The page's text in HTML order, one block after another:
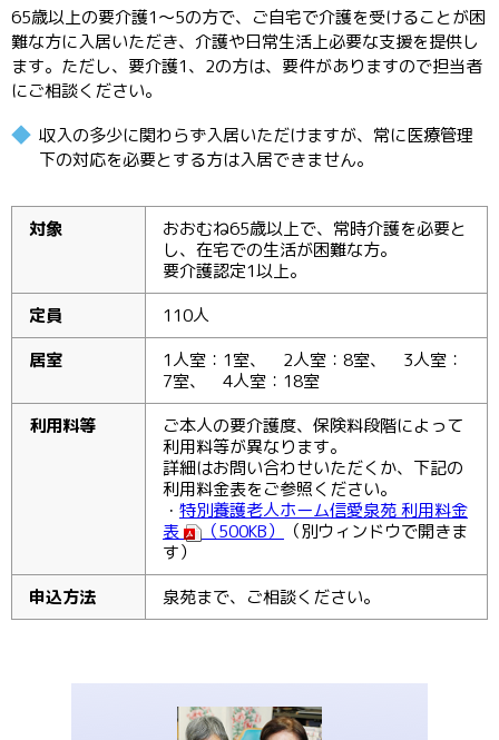
65歳以上の要介護1～5の方で、ご自宅で介護を受けることが困
難な方に入居いただき、介護や日常生活上必要な支援を提供し
ます。ただし、要介護1、2の方は、要件がありますので担当者
にご相談ください。
収入の多少に関わらず入居いただけますが、常に医療管理
下の対応を必要とする方は入居できません。
対象
おおむね65歳以上で、常時介護を必要と
し、在宅での生活が困難な方。
要介護認定1以上。
定員
110人
居室
1人室：1室、 2人室：8室、 3人室：
7室、 4人室：18室
利用料等
ご本人の要介護度、保険料段階によって
利用料等が異なります。
詳細はお問い合わせいただくか、下記の
利用料金表をご参照ください。
・ 特別養護老人ホーム信愛泉苑 利用料金
表
（500KB）
（別ウィンドウで開きま
す）
申込方法
泉苑まで、ご相談ください。